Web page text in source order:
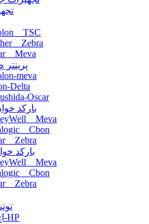
_ TSC
_ Zebra
_ Meva
meva
Delta
Oscar
بارکد
_ Meva
_ Cbon
_ Zebra
بارکد
_ Meva
_ Cbon
_ Zebra
اچ پی-HP